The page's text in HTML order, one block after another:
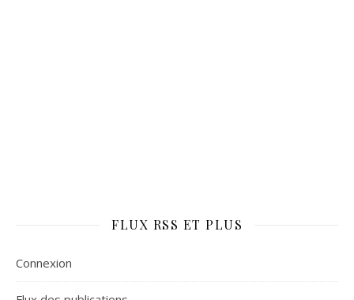
FLUX RSS ET PLUS
Connexion